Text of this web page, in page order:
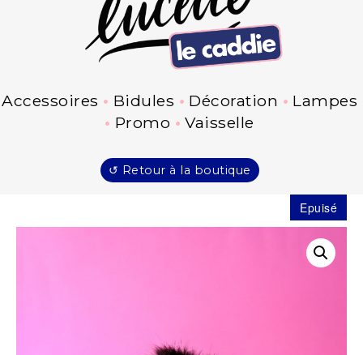
Accessoires Bidules Décoration
Lampes
Promo
Vaisselle
↺ Retour à la boutique
Epuisé